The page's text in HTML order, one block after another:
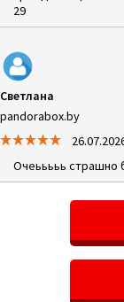
29
Светлана
pandorabox.by
Очеььььь страшно